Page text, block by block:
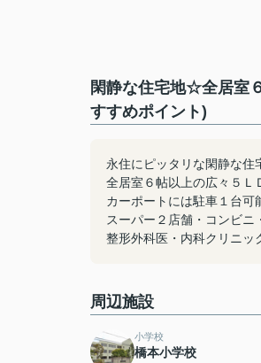
閑静な住宅地☆全居室
すすめポイント)
永住にピッタリな閑静な住
全居室６帖以上の広々５Ｌ
カーポートには駐車１台
スーパー２店舗・コンビ
整形外科医・内科クリニ
周辺施設
小学校
橋本小学校